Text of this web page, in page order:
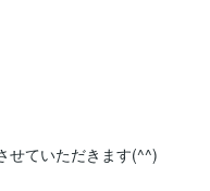
せていただきます(^^)